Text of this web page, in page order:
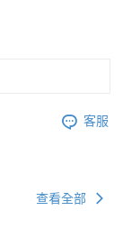
客服
查看全部